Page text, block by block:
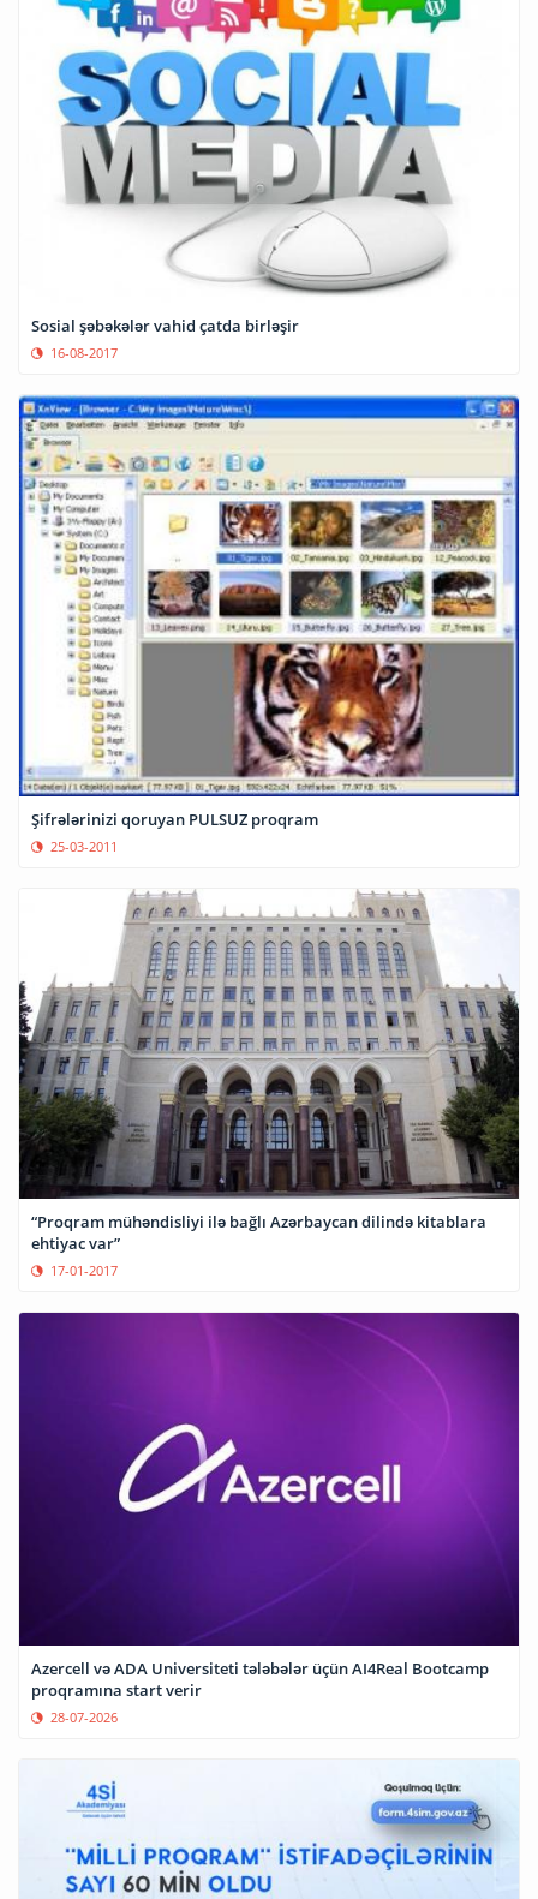
Sosial şəbəkələr vahid çatda birləşir
16-08-2017
Şifrələrinizi qoruyan PULSUZ proqram
25-03-2011
“Proqram mühəndisliyi ilə bağlı Azərbaycan dilində kitablara
ehtiyac var”
17-01-2017
Azercell və ADA Universiteti tələbələr üçün AI4Real Bootcamp
proqramına start verir
28-07-2026